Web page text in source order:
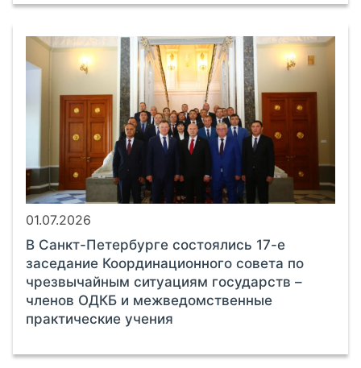
01.07.2026
В Санкт-Петербурге состоялись 17-е
заседание Координационного совета по
чрезвычайным ситуациям государств –
членов ОДКБ и межведомственные
практические учения